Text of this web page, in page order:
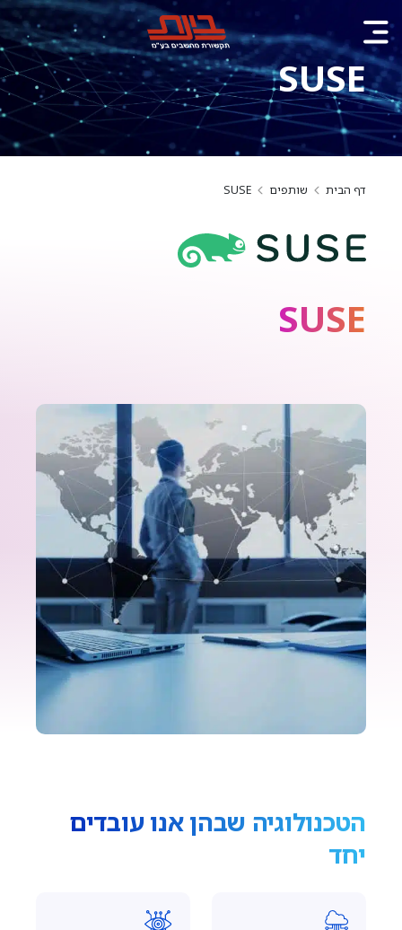
SUSE
דף הבית שותפים SUSE
SUSE
הטכנולוגיה שבהן אנו עובדים
יחד